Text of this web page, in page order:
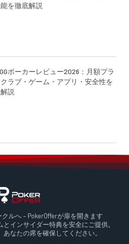
を徹底解説
ポーカーレビュー2026：月額プラ
ラブ・ゲーム・アプリ・安全性を
説
ルへ – PokerOfferが扉を開きます
インサイダー特典を安全にご提供。
なたの席を確保してください。